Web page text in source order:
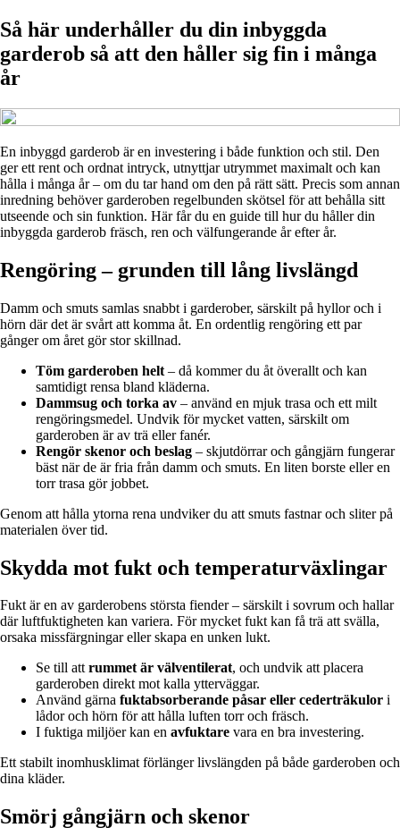
Så här underhåller du din inbyggda
garderob så att den håller sig fin i många
år
En inbyggd garderob är en investering i både funktion och stil. Den
ger ett rent och ordnat intryck, utnyttjar utrymmet maximalt och kan
hålla i många år – om du tar hand om den på rätt sätt. Precis som annan
inredning behöver garderoben regelbunden skötsel för att behålla sitt
utseende och sin funktion. Här får du en guide till hur du håller din
inbyggda garderob fräsch, ren och välfungerande år efter år.
Rengöring – grunden till lång livslängd
Damm och smuts samlas snabbt i garderober, särskilt på hyllor och i
hörn där det är svårt att komma åt. En ordentlig rengöring ett par
gånger om året gör stor skillnad.
Töm garderoben helt – då kommer du åt överallt och kan
samtidigt rensa bland kläderna.
Dammsug och torka av – använd en mjuk trasa och ett milt
rengöringsmedel. Undvik för mycket vatten, särskilt om
garderoben är av trä eller fanér.
Rengör skenor och beslag – skjutdörrar och gångjärn fungerar
bäst när de är fria från damm och smuts. En liten borste eller en
torr trasa gör jobbet.
Genom att hålla ytorna rena undviker du att smuts fastnar och sliter på
materialen över tid.
Skydda mot fukt och temperaturväxlingar
Fukt är en av garderobens största fiender – särskilt i sovrum och hallar
där luftfuktigheten kan variera. För mycket fukt kan få trä att svälla,
orsaka missfärgningar eller skapa en unken lukt.
Se till attrummet är välventilerat, och undvik att placera
garderoben direkt mot kalla ytterväggar.
Använd gärna fuktabsorberande påsar eller cederträkulor i
lådor och hörn för att hålla luften torr och fräsch.
I fuktiga miljöer kan en avfuktare vara en bra investering.
Ett stabilt inomhusklimat förlänger livslängden på både garderoben och
dina kläder.
Smörj gångjärn och skenor